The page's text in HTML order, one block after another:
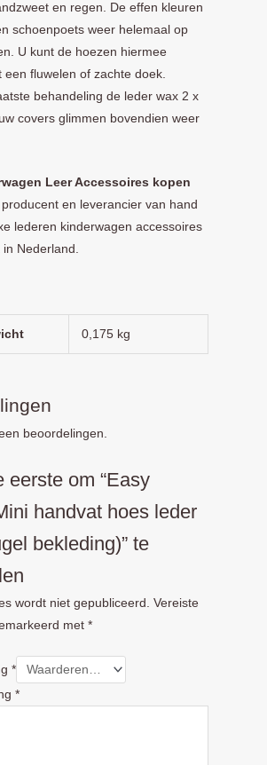
en regen. De effen kleuren
schoenpoets weer helemaal op
U kunt de hoezen hiermee
een fluwelen of zachte doek.
behandeling de leder wax 2 x
covers glimmen bovendien weer
Leer Accessoires kopen
en leverancier van hand
lederen kinderwagen accessoires
in Nederland.
0,175 kg
beoordelingen.
eerste om “Easy
handvat hoes leder
bekleding)” te
wordt niet gepubliceerd. Vereiste
met *
*
*